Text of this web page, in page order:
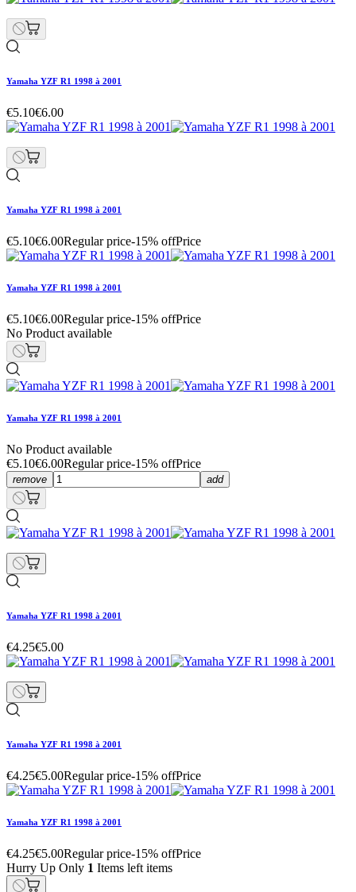
Yamaha YZF R1 1998 à 2001
€5.10€6.00
Yamaha YZF R1 1998 à 2001
€5.10€6.00Regular price-15% offPrice
Yamaha YZF R1 1998 à 2001
€5.10€6.00Regular price-15% offPrice
No Product available
Yamaha YZF R1 1998 à 2001
No Product available
€5.10€6.00Regular price-15% offPrice
remove add
Yamaha YZF R1 1998 à 2001
€4.25€5.00
Yamaha YZF R1 1998 à 2001
€4.25€5.00Regular price-15% offPrice
Yamaha YZF R1 1998 à 2001
€4.25€5.00Regular price-15% offPrice
Hurry Up Only 1 Items left items